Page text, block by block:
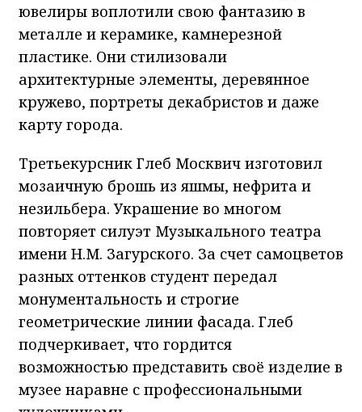
ювелиры воплотили свою фантазию в
металле и керамике, камнерезной
пластике. Они стилизовали
архитектурные элементы, деревянное
кружево, портреты декабристов и даже
карту города.
Третьекурсник Глеб Москвич изготовил
мозаичную брошь из яшмы, нефрита и
незильбера. Украшение во многом
повторяет силуэт Музыкального театра
имени Н.М. Загурского. За счет самоцветов
разных оттенков студент передал
монументальность и строгие
геометрические линии фасада. Глеб
подчеркивает, что гордится
возможностью представить своё изделие в
музее наравне с профессиональными